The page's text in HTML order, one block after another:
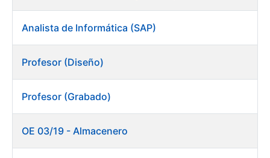
Analista de Informática (SAP)
Profesor (Diseño)
Profesor (Grabado)
OE 03/19 - Almacenero